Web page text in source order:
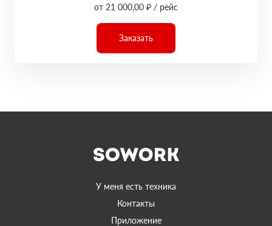
от 21 000,00 ₽ / рейс
Заказать
У меня есть техника
Контакты
Приложение